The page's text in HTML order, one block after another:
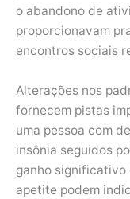
o abandono de
proporcionavam
encontros sociais
Alterações nos
fornecem pistas
uma pessoa com
insônia seguidos
ganho significativo
apetite podem